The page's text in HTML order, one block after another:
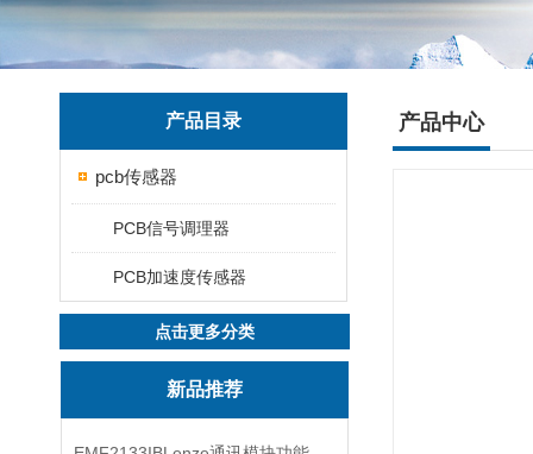
产品目录
pcb传感器
PCB信号调理器
PCB加速度传感器
点击更多分类
新品推荐
产品中心